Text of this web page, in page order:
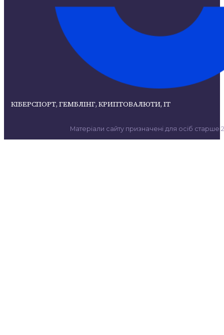
КІБЕРСПОРТ, ГЕМБЛІНГ, КРИПТОВАЛЮТИ, ІТ
Матеріали сайту призначені для осіб старше